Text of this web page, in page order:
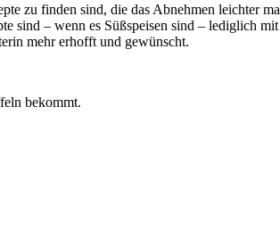
zu finden sind, die das Abnehmen leichter
sind – wenn es Süßspeisen sind – lediglich
mehr erhofft und gewünscht.
bekommt.